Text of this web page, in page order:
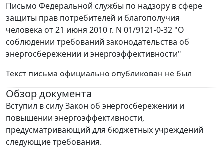
Письмо Федеральной службы по надзору в сфере
защиты прав потребителей и благополучия
человека от 21 июня 2010 г. N 01/9121-0-32 "О
соблюдении требований законодательства об
энергосбережении и энергоэффективности"
Текст письма официально опубликован не был
Обзор документа
Вступил в силу Закон об энергосбережении и
повышении энергоэффективности,
предусматривающий для бюджетных учреждений
следующие требования.